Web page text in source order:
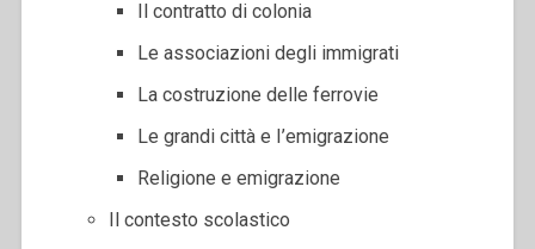
Il contratto di colonia
Le associazioni degli immigrati
La costruzione delle ferrovie
Le grandi città e I’emigrazione
Religione e emigrazione
Il contesto scolastico